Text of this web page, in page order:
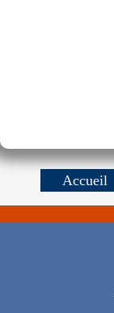
Accueil